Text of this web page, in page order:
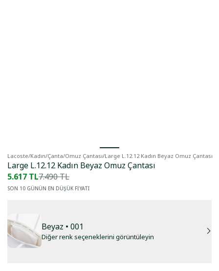
Lacoste/Kadın/Çanta/Omuz Çantası/Large L.12.12 Kadın Beyaz Omuz Çantası
Large L.12.12 Kadın Beyaz Omuz Çantası
5.617 TL7.490 TL
SON 10 GÜNÜN EN DÜŞÜK FİYATI
Beyaz • 001
Diğer renk seçeneklerini görüntüleyin